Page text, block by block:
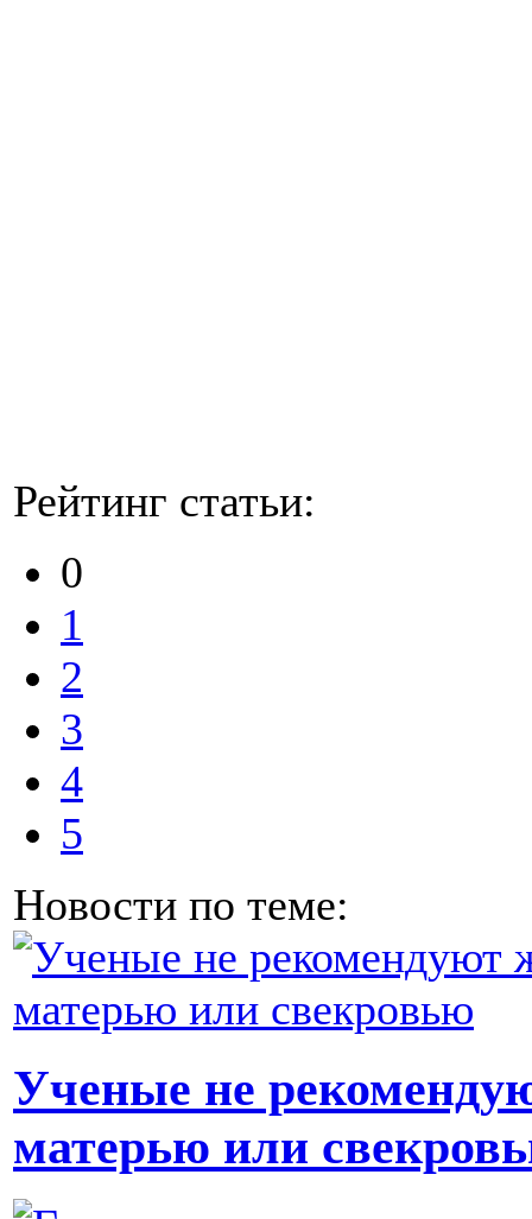
Рейтинг статьи:
0
1
2
3
4
5
Новости по теме:
Ученые не
матерью или